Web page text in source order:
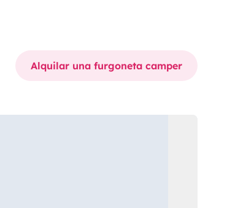
Alquilar una furgoneta camper